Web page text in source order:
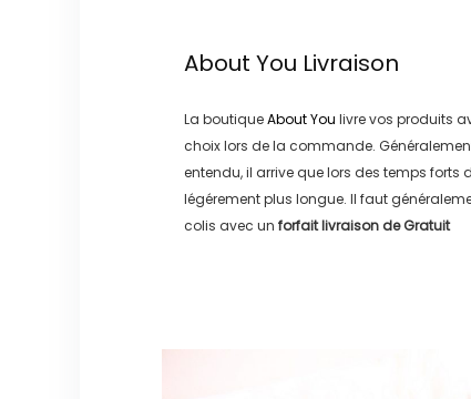
About You Livraison
La boutiqueAbout You livre vos produits
choix lors de la commande.
entendu, il arrive que lors des temps forts
légérement plus longue. Il faut
colis avec un forfait livraison deGratuit